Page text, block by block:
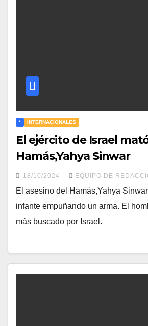
* INTERNACIONALES
El ejército de Israel
Hamás,Yahya Sinwar
18/10/2024 EQUIPO DE
El asesino del Hamás,Yahya
infante empuñando un arma. El
más buscado por Israel.